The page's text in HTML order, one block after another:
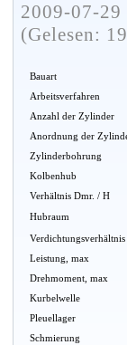
2009-07-
(Gelesen:
Bauart
Arbeitsverfahren
Anzahl der Zylinder
Anordnung der
Zylinderbohrung
Kolbenhub
Verhältnis Dmr. / H
Hubraum
Verdichtungsverhältnis
Leistung, max
Drehmoment, max
Kurbelwelle
Pleuellager
Schmierung